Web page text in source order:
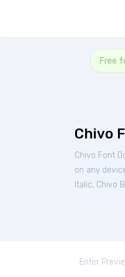
Free
Chivo
Chivo Font
on any
Italic, Chivo